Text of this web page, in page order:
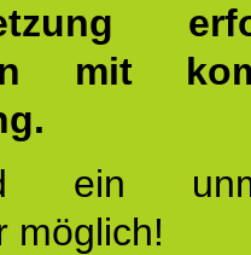
mit
ein
möglich!